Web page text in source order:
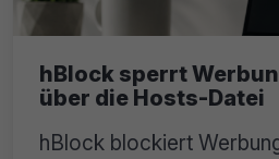
hBlock sperrt
über die Hosts-Datei
hBlock blockiert